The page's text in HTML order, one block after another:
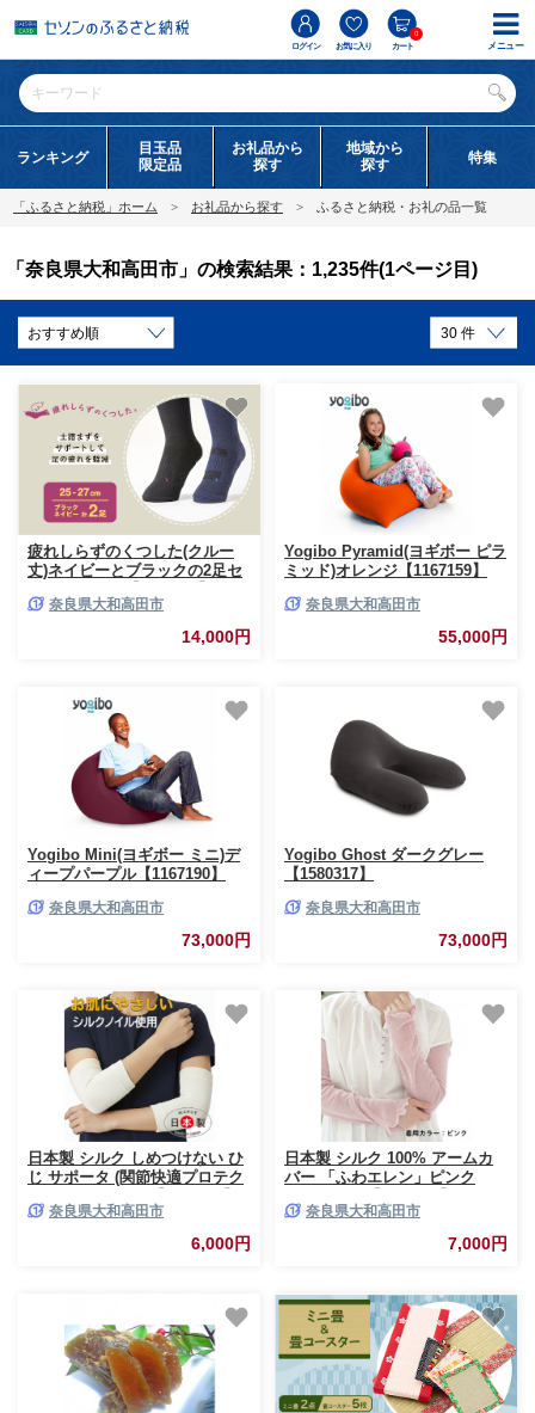
ログイン お気に入り カート
0
ランキング
目玉品
限定品
お礼品から
探す
地域から
探す
特集
「ふるさと納税」ホーム お礼品から探す ふるさと納税・お礼の品一覧
「奈良県大和高田市」の検索結果：1,235件(1ページ目)
疲れしらずのくつした(クルー
丈)ネイビーとブラックの2足セ
奈良県大和高田市
14,000円
Yogibo Pyramid(ヨギボー ピラ
ミッド)オレンジ【1167159】
奈良県大和高田市
55,000円
Yogibo Mini(ヨギボー ミニ)デ
ィープパープル【1167190】
奈良県大和高田市
73,000円
Yogibo Ghost ダークグレー
【1580317】
奈良県大和高田市
73,000円
日本製 シルク しめつけない ひ
じ サポータ (関節快適プロテク
奈良県大和高田市
6,000円
日本製 シルク 100% アームカ
バー 「ふわエレン」ピンク
奈良県大和高田市
7,000円
メニュー